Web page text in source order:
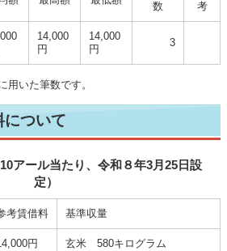
数
考
14,000
円
14,000
円
3
用いた筆数です。
について
アール当たり、令和８年3月25日設
定）
考賃借料 基準収量
円 玄米 580キログラム